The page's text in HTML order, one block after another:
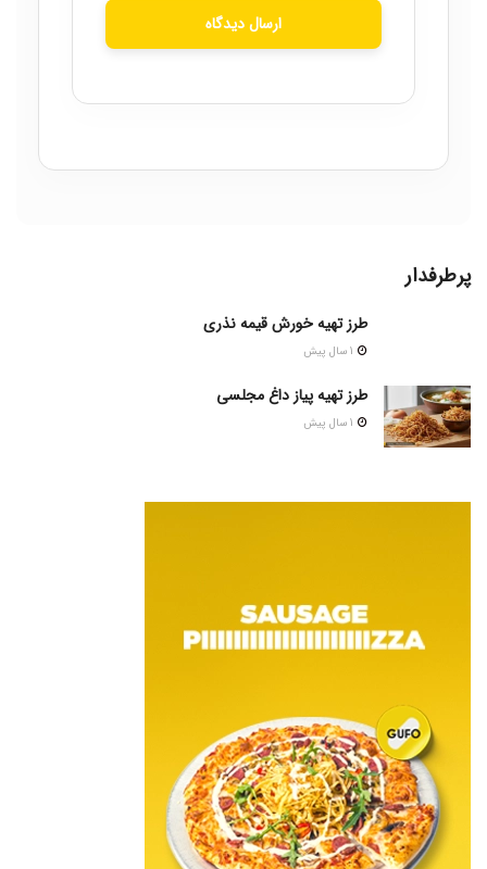
ارسال دیدگاه
پرطرفدار
طرز تهیه خورش قیمه نذری
طرز تهیه پیاز داغ مجلسی